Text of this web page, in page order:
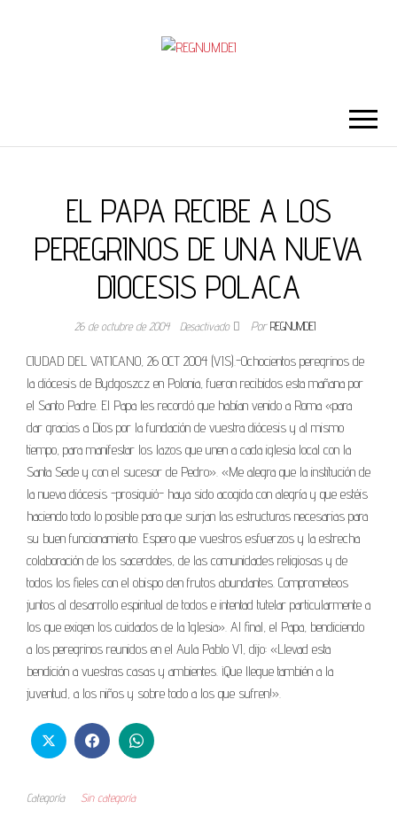
EL PAPA RECIBE A LOS
PEREGRINOS DE UNA NUEVA
DIOCESIS POLACA
26 de octubre de 2004 Desactivado Por REGNUMDEI
CIUDAD DEL VATICANO, 26 OCT 2004 (VIS).-Ochocientos peregrinos de
la diócesis de Bydgoszcz en Polonia, fueron recibidos esta mañana por
el Santo Padre. El Papa les recordó que habían venido a Roma «para
dar gracias a Dios por la fundación de vuestra diócesis y al mismo
tiempo, para manifestar los lazos que unen a cada iglesia local con la
Santa Sede y con el sucesor de Pedro». «Me alegra que la institución de
la nueva diócesis -prosiguió- haya sido acogida con alegría y que estéis
haciendo todo lo posible para que surjan las estructuras necesarias para
su buen funcionamiento. Espero que vuestros esfuerzos y la estrecha
colaboración de los sacerdotes, de las comunidades religiosas y de
todos los fieles con el obispo den frutos abundantes. Comprometeos
juntos al desarrollo espiritual de todos e intentad tutelar particularmente a
los que exigen los cuidados de la Iglesia». Al final, el Papa, bendiciendo
a los peregrinos reunidos en el Aula Pablo VI, dijo: «Llevad esta
bendición a vuestras casas y ambientes. ¡Que llegue también a la
juventud, a los niños y sobre todo a los que sufren!».
Categoría Sin categoría